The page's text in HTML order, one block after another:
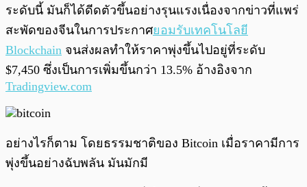
ระดับนี้ มันก็ได้ดีดตัวขึ้นอย่างรุนแรงเนื่องจากข่าวที่แพร่
สะพัดของจีนในการประกาศยอมรับเทคโนโลยี
Blockchain จนส่งผลทำให้ราคาพุ่งขึ้นไปอยู่ที่ระดับ
$7,450 ซึ่งเป็นการเพิ่มขึ้นกว่า 13.5% อ้างอิงจาก
Tradingview.com
อย่างไรก็ตาม โดยธรรมชาติของ Bitcoin เมื่อราคามีการ
พุ่งขึ้นอย่างฉับพลัน มันมักมี